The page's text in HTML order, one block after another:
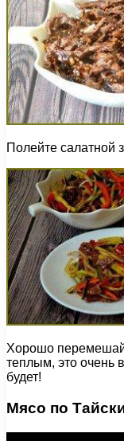
Полейте салатной
Хорошо
теплым, это очень
будет!
Мясо по